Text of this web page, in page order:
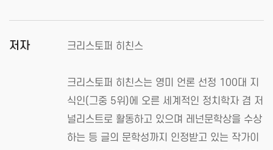
저자 크리스토퍼 히친스
크리스토퍼 히친스는 영미 언론 선정 100대 지
식인(그중 5위)에 오른 세계적인 정치학자 겸 저
널리스트로 활동하고 있으며 레넌문학상을 수상
하는 등 글의 문학성까지 인정받고 있는 작가이